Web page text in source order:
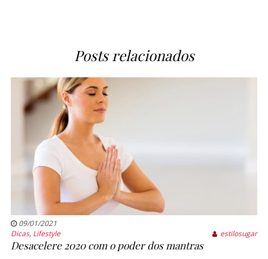
Posts relacionados
09/01/2021
Dicas, Lifestyle estilosugar
Desacelere 2020 com o poder dos mantras